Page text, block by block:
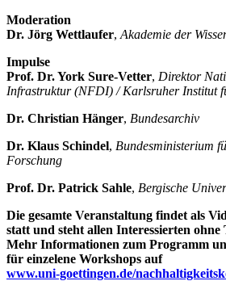
Moderation
Dr. Jörg Wettlaufer, Akademie der
Impulse
Prof. Dr. York Sure-Vetter, Direktor
Infrastruktur (NFDI) / Karlsruher Institut
Dr. Christian Hänger, Bundesarchiv
Dr. Klaus Schindel, Bundesministerium
Forschung
Prof. Dr. Patrick Sahle, Bergische
Die gesamte Veranstaltung findet als
statt und steht allen Interessierten
Mehr Informationen zum Programm
für einzelene Workshops auf
www.uni-goettingen.de/